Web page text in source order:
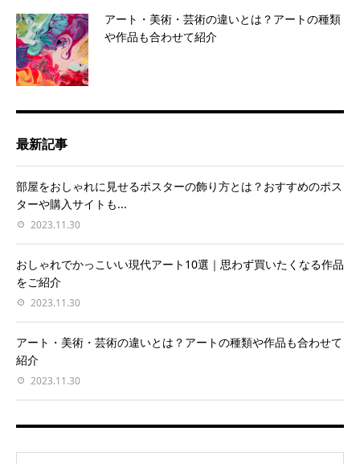
アート・美術・芸術の違いとは？アートの種類
や作品も合わせて紹介
最新記事
部屋をおしゃれに見せるポスターの飾り方とは？おすすめのポス
ターや購入サイトも...
2023.11.30
おしゃれでかっこいい現代アート10選｜思わず買いたくなる作品
をご紹介
2023.11.30
アート・美術・芸術の違いとは？アートの種類や作品も合わせて
紹介
2023.11.30